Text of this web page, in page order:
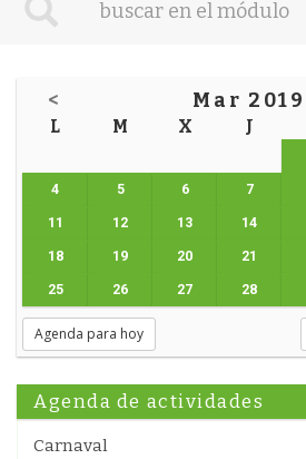
< Mar 2019
L M X J
4 5 6 7
11 12 13 14
18 19 20 21
25 26 27 28
Agenda para hoy
Agenda de actividades
Carnaval